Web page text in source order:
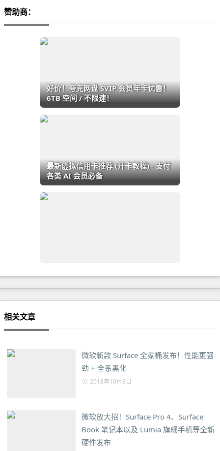
赞助商：
好价！夸克网盘 SVIP 会员年卡优惠！
6TB 空间 / 不限速！
最新虚拟信用卡推荐 (开卡教程) - 支付
各类 AI 会员必备
相关文章
微软新款 Surface 全家桶发布！性能更强
劲 + 全系黑化
2018年10月8日
微软放大招！Surface Pro 4、Surface
Book 笔记本以及 Lumia 旗舰手机等全新
硬件发布